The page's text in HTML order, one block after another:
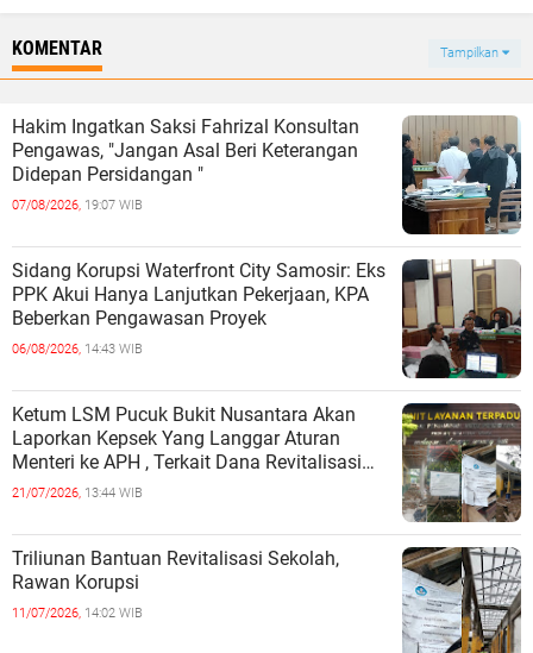
KOMENTAR Tampilkan
Hakim Ingatkan Saksi Fahrizal Konsultan
Pengawas, "Jangan Asal Beri Keterangan
Didepan Persidangan "
07/08/2026, 19:07 WIB
Sidang Korupsi Waterfront City Samosir: Eks
PPK Akui Hanya Lanjutkan Pekerjaan, KPA
Beberkan Pengawasan Proyek
06/08/2026, 14:43 WIB
Ketum LSM Pucuk Bukit Nusantara Akan
Laporkan Kepsek Yang Langgar Aturan
Menteri ke APH , Terkait Dana Revitalisasi
Sekolah
21/07/2026, 13:44 WIB
Triliunan Bantuan Revitalisasi Sekolah,
Rawan Korupsi
11/07/2026, 14:02 WIB